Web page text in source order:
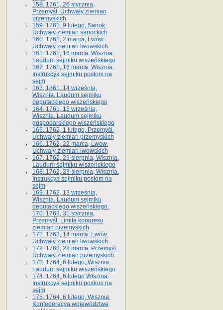
158. 1761, 26 stycznia,
Przemyśl. Uchwały ziemian
przemyskich
159. 1761, 9 lutego, Sanok.
Uchwały ziemian sanockich
160. 1761, 2 marca, Lwów.
Uchwały ziemian lwowskich
161. 1761, 16 marca, Wisznia.
Laudum sejmiku wiszeńskiego
162. 1761, 16 marca, Wisznia.
Instrukcya sejmiku posłom na
sejm
163. 1861, 14 września,
Wisznia. Laudum sejmiku
deputackiego wiszeńskiego
164. 1761, 15 września,
Wisznia. Laudum sejmiku
gospodarskiego wiszeńskiego
165. 1762, 1 lutego, Przemyśl.
Uchwały ziemian przemyskich
166. 1762, 22 marca, Lwów.
Uchwały ziemian lwowskich
167. 1762, 23 sierpnia, Wisznia.
Laudum sejmiku wiszeńskiego
168. 1762, 23 sierpnia, Wisznia.
Instrukcya sejmiku posłom na
sejm
169. 1762, 13 września,
Wisznia. Laudum sejmiku
deputackiego wiszeńskiego.
170. 1763, 31 stycznia,
Przemyśl. Limita kongresu
ziemian przemyskich
171. 1763, 14 marca, Lwów.
Uchwały ziemian lwowskich
172. 1763, 28 marca, Przemyśl.
Uchwały ziemian przemyskich
173. 1764, 6 lutego, Wisznia.
Laudum sejmiku wiszeńskiego
174. 1764, 6 lutego Wisznia.
Instrukcya sejmiku posłom na
sejm
175. 1764, 6 lutego, Wisznia.
Konfederacya województwa